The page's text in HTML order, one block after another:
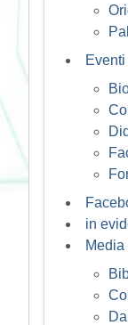
Eventi
in
Media